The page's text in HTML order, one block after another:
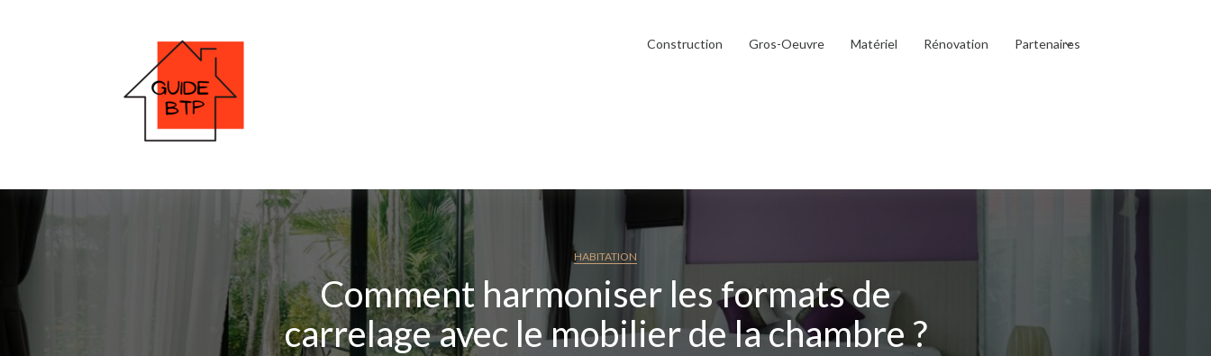
Construction Gros-Oeuvre Matériel Rénovation Partenaires
HABITATION
Comment harmoniser les formats de
carrelage avec le mobilier de la chambre ?